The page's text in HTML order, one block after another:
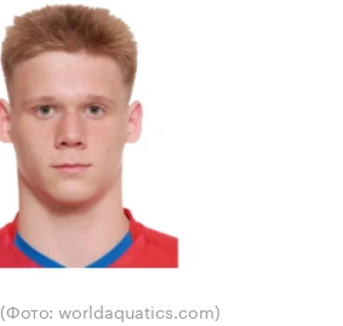
(Фото: worldaquatics.com)